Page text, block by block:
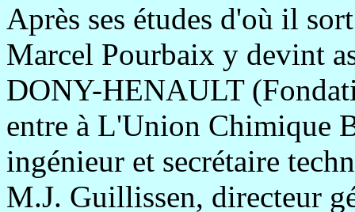
Après ses études d'où il
Marcel Pourbaix y devint
DONY-HENAULT
entre à L'Union Chimique
ingénieur et secrétaire
M.J. Guillissen, directeur